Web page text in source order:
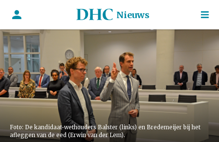
Nieuws
Foto: De kandidaat-wethouders Balster (links) en Bredemeijer bij het
afleggen van de eed (Erwin van der Lem).